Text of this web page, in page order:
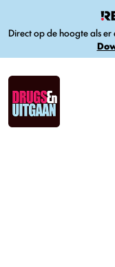
Direct op de hoogte als